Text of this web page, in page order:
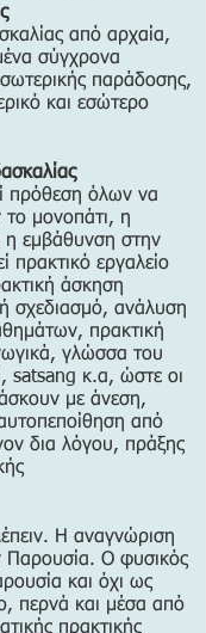
από αρχαία,
σύγχρονα
παράδοσης,
και εσώτερο
πρόθεση όλων να
μονοπάτι, η
η εμβάθυνση στην
πρακτικό εργαλείο
άσκηση
σχεδιασμό, ανάλυση
πρακτική
γλώσσα του
satsang κ.α, ώστε οι
με άνεση,
από
δια λόγου, πράξης
Η αναγνώριση
Παρουσία. Ο φυσικός
και όχι ως
περνά και μέσα από
πρακτικής